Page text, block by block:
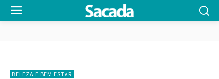
BELEZA E BEM ESTAR